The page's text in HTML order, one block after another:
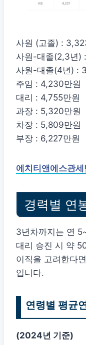
사원 (고졸) :
사원-대졸(2,3년)
사원-대졸(4년) :
주임 : 4,230만원
대리 : 4,755만원
과장 : 5,320만원
차장 : 5,809만원
부장 : 6,227만원
에치티앤에스관
경력별 연
3년차까지는 연
대리 승진 시 약
이직을 고려한다
입니다.
연령별 평균
(2024년 기준)